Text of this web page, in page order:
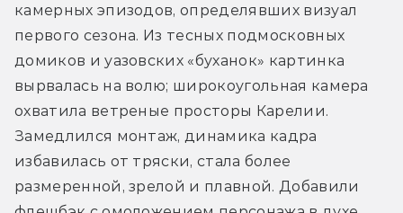
камерных эпизодов, определявших визуал
первого сезона. Из тесных подмосковных
домиков и уазовских «буханок» картинка
вырвалась на волю; широкоугольная камера
охватила ветреные просторы Карелии.
Замедлился монтаж, динамика кадра
избавилась от тряски, стала более
размеренной, зрелой и плавной. Добавили